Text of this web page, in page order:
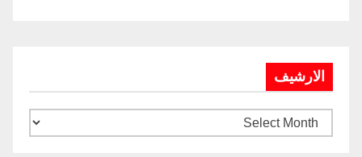
الارشيف